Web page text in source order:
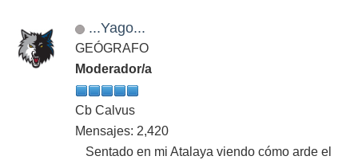
...Yago...
GEÓGRAFO
Moderador/a
Cb Calvus
Mensajes: 2,420
Sentado en mi Atalaya viendo cómo arde el